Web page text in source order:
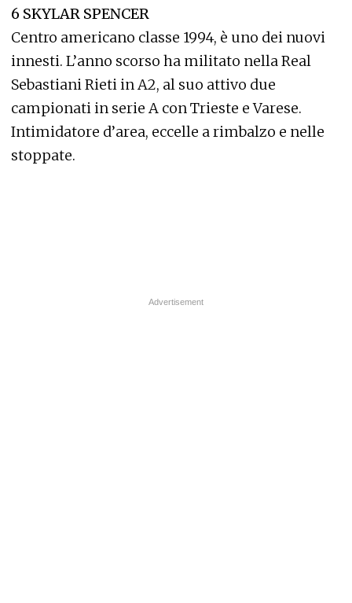
6 SKYLAR SPENCER
Centro americano classe 1994, è uno dei nuovi
innesti. L’anno scorso ha militato nella Real
Sebastiani Rieti in A2, al suo attivo due
campionati in serie A con Trieste e Varese.
Intimidatore d’area, eccelle a rimbalzo e nelle
stoppate.